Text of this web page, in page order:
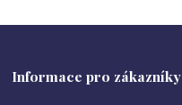
Informace pro zákazníky